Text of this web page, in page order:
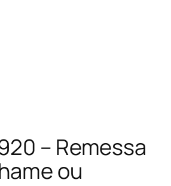
– Remessa
ou